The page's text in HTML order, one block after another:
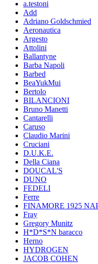
a.testoni
Add
Adriano Goldschmied
Aeronautica
Argesto
Attolini
Ballantyne
Barba Napoli
Barbed
BeaYukMui
Bertolo
BILANCIONI
Bruno Manetti
Cantarelli
Caruso
Claudio Marini
Cruciani
D.U.K.E.
Della Ciana
DOUCAL'S
DUNO
FEDELI
Ferre
FINAMORE 1925
Fray
Gregory Munitz
H*D*S*N baracco
Herno
HYDROGEN
JACOB COHEN